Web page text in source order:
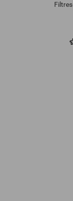
Filtres